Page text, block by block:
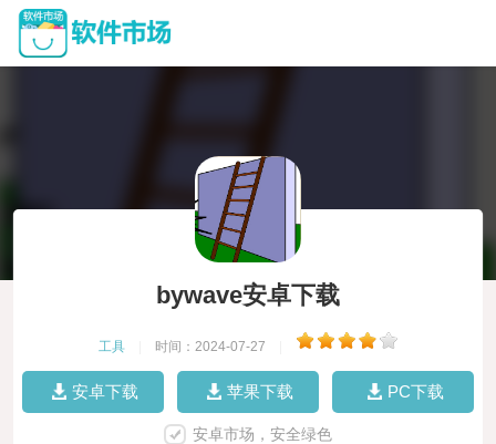
bywave安卓下载
工具 时间：2024-07-27
安卓下载 苹果下载 PC下载
安卓市场，安全绿色